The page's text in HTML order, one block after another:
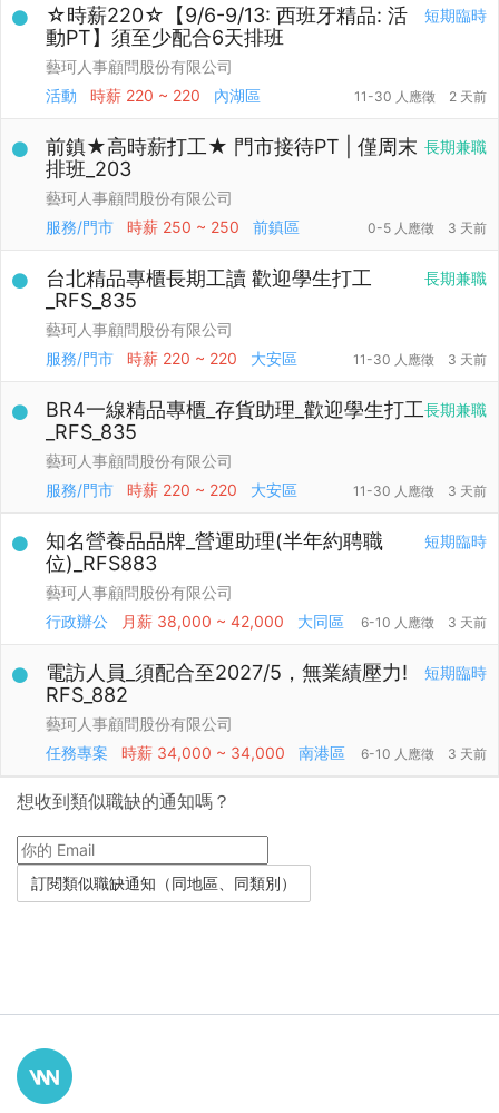
短期臨時
☆時薪220☆【9/6-9/13: 西班牙精品: 活
動PT】須至少配合6天排班
藝珂人事顧問股份有限公司
活動
時薪 220 ~ 220 內湖區 11-30 人應徵 2 天前
長期兼職
前鎮★高時薪打工★ 門市接待PT | 僅周末
排班_203
藝珂人事顧問股份有限公司
服務/門市
時薪 250 ~ 250 前鎮區 0-5 人應徵 3 天前
長期兼職
台北精品專櫃長期工讀 歡迎學生打工
_RFS_835
藝珂人事顧問股份有限公司
服務/門市
時薪 220 ~ 220 大安區 11-30 人應徵 3 天前
長期兼職
BR4一線精品專櫃_存貨助理_歡迎學生打工
_RFS_835
藝珂人事顧問股份有限公司
服務/門市
時薪 220 ~ 220 大安區 11-30 人應徵 3 天前
短期臨時
知名營養品品牌_營運助理(半年約聘職
位)_RFS883
藝珂人事顧問股份有限公司
行政辦公
月薪 38,000 ~ 42,000 大同區 6-10 人應徵 3 天前
短期臨時
電訪人員_須配合至2027/5，無業績壓力!
RFS_882
藝珂人事顧問股份有限公司
任務專案
時薪 34,000 ~ 34,000 南港區 6-10 人應徵 3 天前
想收到類似職缺的通知嗎？